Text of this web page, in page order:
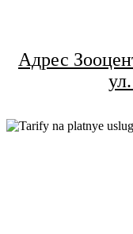
Адрес